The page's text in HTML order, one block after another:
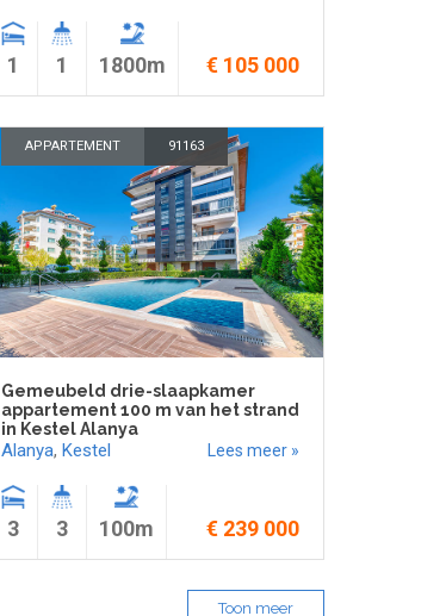
1 1 1800m € 105 000
APPARTEMENT 91163
Gemeubeld drie-slaapkamer
appartement 100 m van het strand
in Kestel Alanya
Alanya, Kestel Lees meer »
3 3 100m € 239 000
Toon meer